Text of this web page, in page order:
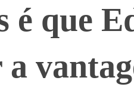
é que